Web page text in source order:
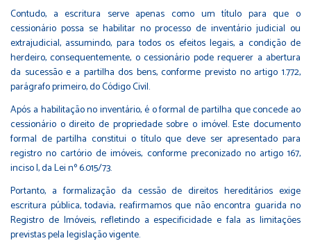
Contudo, a escritura serve apenas como um título para que o
cessionário possa se habilitar no processo de inventário judicial ou
extrajudicial, assumindo, para todos os efeitos legais, a condição de
herdeiro, consequentemente, o cessionário pode requerer a abertura
da sucessão e a partilha dos bens, conforme previsto no artigo 1.772,
parágrafo primeiro, do Código Civil.
Após a habilitação no inventário, é o formal de partilha que concede ao
cessionário o direito de propriedade sobre o imóvel. Este documento
formal de partilha constitui o título que deve ser apresentado para
registro no cartório de imóveis, conforme preconizado no artigo 167,
inciso I, da Lei nº 6.015/73.
Portanto, a formalização da cessão de direitos hereditários exige
escritura pública, todavia, reafirmamos que não encontra guarida no
Registro de Imóveis, refletindo a especificidade e fala as limitações
previstas pela legislação vigente.